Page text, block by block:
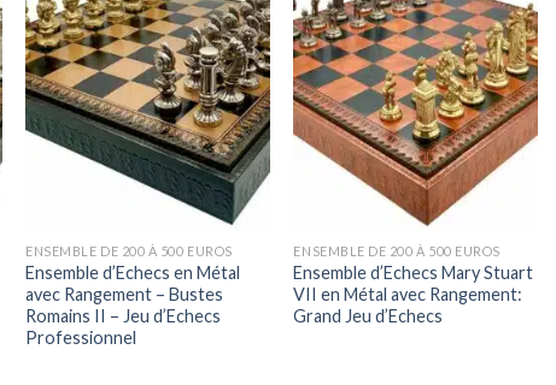
ENSEMBLE DE 200 À 500 EUROS
Ensemble d’Echecs en Métal
avec Rangement – Bustes
Romains II – Jeu d’Echecs
Professionnel
ENSEMBLE DE 200 À 500 EUROS
Ensemble d’Echecs Mary Stuart
VII en Métal avec Rangement:
Grand Jeu d’Echecs